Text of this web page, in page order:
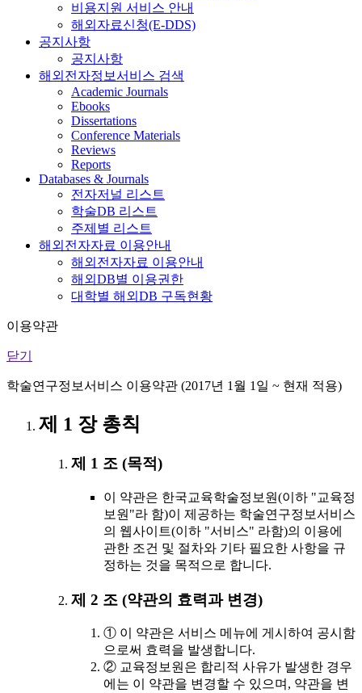
비용지원 서비스 안내
해외자료신청(E-DDS)
공지사항
공지사항
해외전자정보서비스 검색
Academic Journals
Ebooks
Dissertations
Conference Materials
Reviews
Reports
Databases & Journals
전자저널 리스트
학술DB 리스트
주제별 리스트
해외전자자료 이용안내
해외전자자료 이용안내
해외DB별 이용권한
대학별 해외DB 구독현황
이용약관
닫기
학술연구정보서비스 이용약관 (2017년 1월 1일 ~ 현재 적용)
제 1 장 총칙
제 1 조 (목적)
이 약관은 한국교육학술정보원(이하 "교육정
보원"라 함)이 제공하는 학술연구정보서비스
의 웹사이트(이하 "서비스" 라함)의 이용에
관한 조건 및 절차와 기타 필요한 사항을 규
정하는 것을 목적으로 합니다.
제 2 조 (약관의 효력과 변경)
① 이 약관은 서비스 메뉴에 게시하여 공시함
으로써 효력을 발생합니다.
② 교육정보원은 합리적 사유가 발생한 경우
에는 이 약관을 변경할 수 있으며, 약관을 변